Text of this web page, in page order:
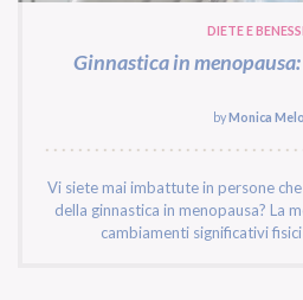
DIETE E
Ginnastica in
byMonica
Vi siete mai imbattute in persone
della ginnastica in menopausa? La
cambiamenti significativi